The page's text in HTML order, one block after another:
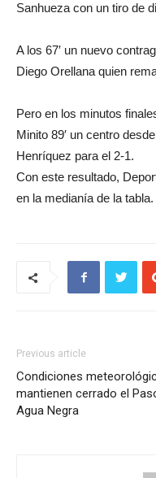
Sanhueza con un tiro de
A los 67′ un nuevo
Diego Orellana quien
Pero en los minutos
Minito 89′ un centro
Henríquez para el 2-1.
Con este resultado,
en la medianía de la tabla.
Previous article
Condiciones
mantienen cerrado el
Agua Negra